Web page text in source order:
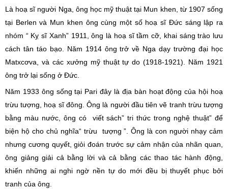
Là hoạ sĩ người Nga, ông học mỹ thuật tại Mun khen, từ 1907 sống
tại Berlen và Mun khen ông cùng một số hoạ sĩ Đức sáng lập ra
nhóm “ Kỵ sĩ Xanh” 1911, ông là hoạ sĩ tầm cỡ, khai sáng trào lưu
cách tân táo bạo. Năm 1914 ông trở về Nga dạy trường đại học
Matxcơva, và các xưởng mỹ thuật tự do (1918-1921). Năm 1921
ông trở lại sống ở Đức.
Năm 1933 ông sống tại Pari đây là địa bàn hoạt động của hội hoạ
trừu tượng, hoạ sĩ đông. Ông là người đầu tiên vẽ tranh trừu tượng
bằng màu nước, ông có viết sách” tri thức trong nghệ thuật” để
biện hộ cho chủ nghĩa“ trừu tượng ”. Ông là con người nhạy cảm
nhưng cương quyết, giỏi đoán trước sự cảm nhận của nhãn quan,
ông giảng giải cả bằng lời và cả bằng các thao tác hành động,
khiến những ai nghi ngờ nền tự do mới đều bị thuyết phục bởi
tranh của ông.